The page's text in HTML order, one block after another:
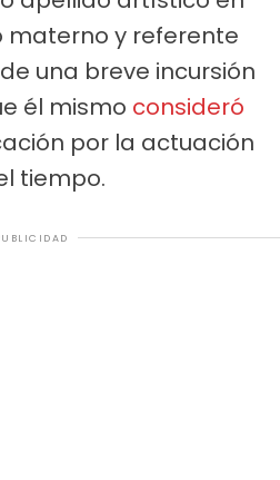
materno y referente
una breve incursión
él mismo consideró
por la actuación
tiempo.